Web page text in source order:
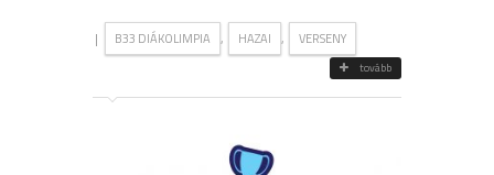
| B33 DIÁKOLIMPIA , HAZAI , VERSENY
tovább